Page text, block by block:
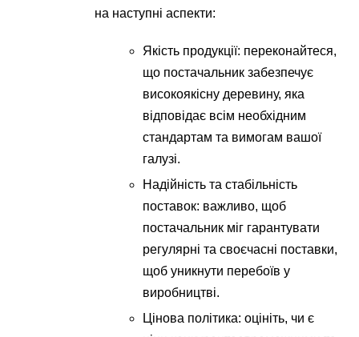
на наступні аспекти:
Якість продукції: переконайтеся,
що постачальник забезпечує
високоякісну деревину, яка
відповідає всім необхідним
стандартам та вимогам вашої
галузі.
Надійність та стабільність
поставок: важливо, щоб
постачальник міг гарантувати
регулярні та своєчасні поставки,
щоб уникнути перебоїв у
виробництві.
Цінова політика: оцініть, чи є